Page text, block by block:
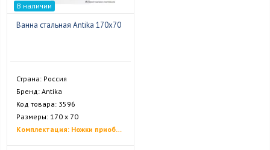
В наличии
Ванна стальная Antika 170x70
Страна: Россия
Бренд: Antika
Код товара: 3596
Размеры: 170 х 70
Комплектация: Ножки приобретаются отдельно